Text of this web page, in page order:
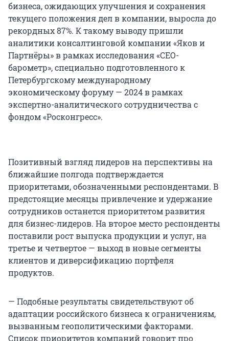
бизнеса, ожидающих улучшения и сохранения
текущего положения дел в компании, выросла до
рекордных 87%. К такому выводу пришли
аналитики консалтинговой компании «Яков и
Партнёры» в рамках исследования «CEO-
барометр», специально подготовленного к
Петербургскому международному
экономическому форуму — 2024 в рамках
экспертно-аналитического сотрудничества с
фондом «Росконгресс».
Позитивный взгляд лидеров на перспективы на
ближайшие полгода подтверждается
приоритетами, обозначенными респондентами. В
предстоящие месяцы привлечение и удержание
сотрудников останется приоритетом развития
для бизнес-лидеров. На второе место респонденты
поставили рост выпуска продукции и услуг, на
третье и четвертое — выход в новые сегменты
клиентов и диверсификацию портфеля
продуктов.
— Подобные результаты свидетельствуют об
адаптации российского бизнеса к ограничениям,
вызванным геополитическими факторами.
Список приоритетов компаний говорит про